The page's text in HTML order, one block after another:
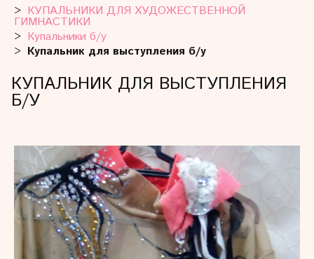
КУПАЛЬНИКИ ДЛЯ ХУДОЖЕСТВЕННОЙ
ГИМНАСТИКИ
Купальники б/у
Купальник для выступления б/у
КУПАЛЬНИК ДЛЯ ВЫСТУПЛЕНИЯ
Б/У